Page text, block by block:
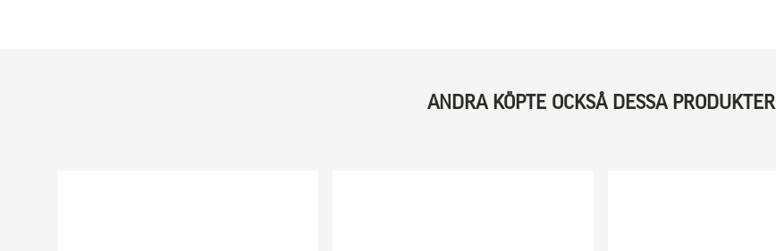
ANDRA KÖPTE OCKSÅ DESSA PRODUKTER